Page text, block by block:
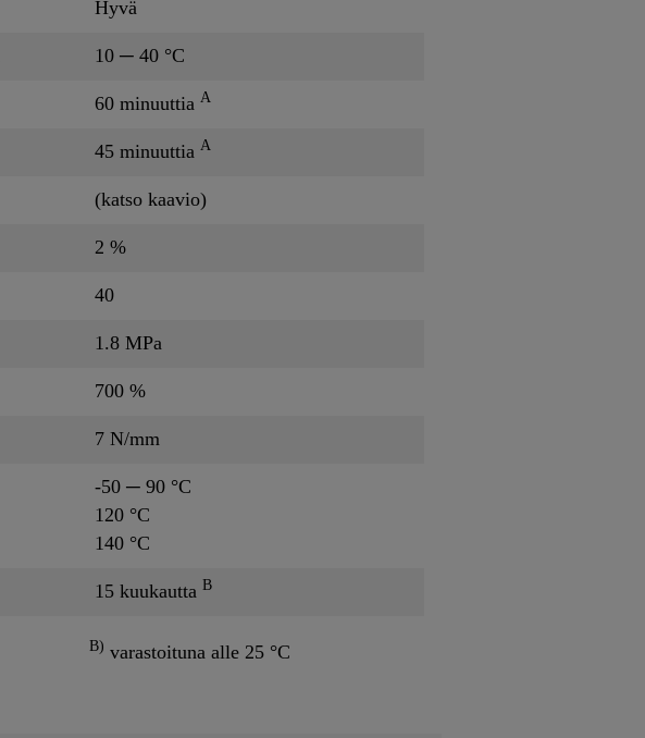
Hyvä
10 ─ 40 °C
60 minuuttia A
45 minuuttia A
(katso kaavio)
2 %
40
1.8 MPa
700 %
7 N/mm
-50 ─ 90 °C
120 °C
140 °C
15 kuukautta B
B) varastoituna alle 25 °C